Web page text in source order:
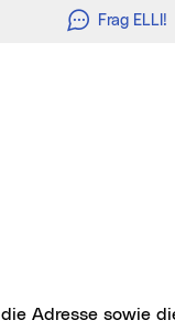
Frag ELLI!